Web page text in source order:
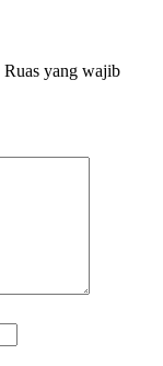
Ruas yang wajib